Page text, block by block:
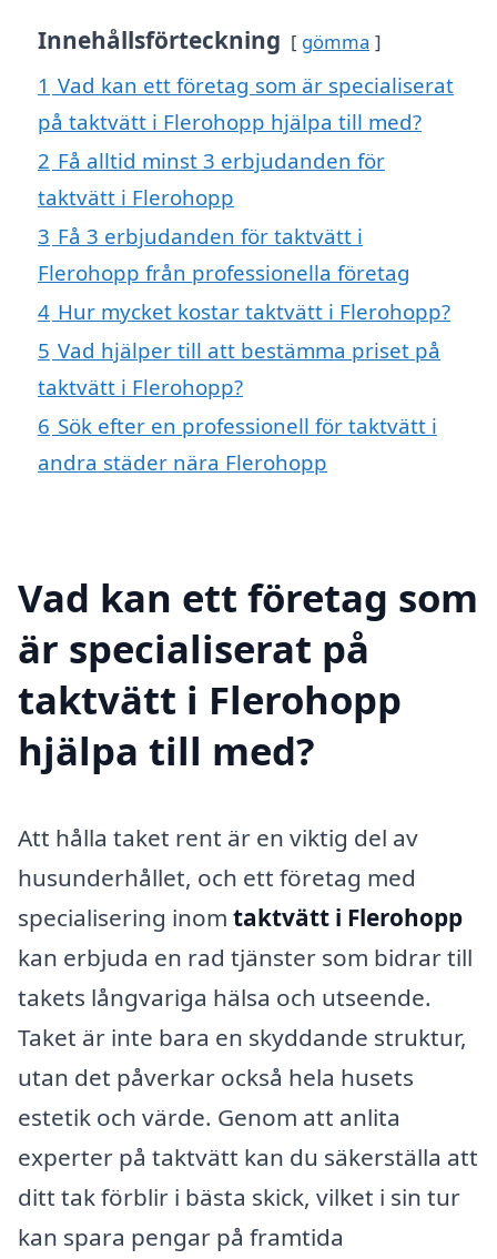
Innehållsförteckning gömma
1 Vad kan ett företag som är specialiserat
på taktvätt i Flerohopp hjälpa till med?
2 Få alltid minst 3 erbjudanden för
taktvätt i Flerohopp
3 Få 3 erbjudanden för taktvätt i
Flerohopp från professionella företag
4 Hur mycket kostar taktvätt i Flerohopp?
5 Vad hjälper till att bestämma priset på
taktvätt i Flerohopp?
6 Sök efter en professionell för taktvätt i
andra städer nära Flerohopp
Vad kan ett företag som
är specialiserat på
taktvätt i Flerohopp
hjälpa till med?
Att hålla taket rent är en viktig del av
husunderhållet, och ett företag med
specialisering inom taktvätt i Flerohopp
kan erbjuda en rad tjänster som bidrar till
takets långvariga hälsa och utseende.
Taket är inte bara en skyddande struktur,
utan det påverkar också hela husets
estetik och värde. Genom att anlita
experter på taktvätt kan du säkerställa att
ditt tak förblir i bästa skick, vilket i sin tur
kan spara pengar på framtida